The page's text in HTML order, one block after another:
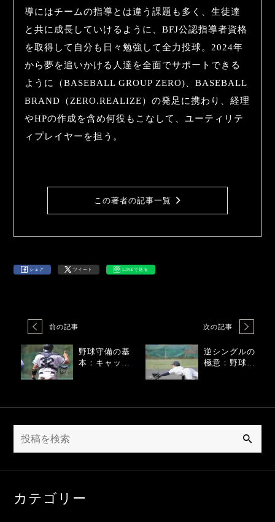
導にはチームの指導とは違う課題も多く、生徒達
と共に成長していけるように、BFJ公認指導者資格
を取得して自分も日々勉強して全力投球。2024年
から夢を追いかける人達を全面でサポートできる
ように（BASEBALL GROUP ZERO)、BASEBALL
BRAND（ZERO.REALIZE）の発足に携わり、経理
やHPの作成を含め何役もこなして、ユーティリテ
ィプレイヤーを担う。
この著者の記事一覧
シェア ツイート LINEで送る
前の記事
野球守備の基
本：キャッチ
次の記事
逆シングルの
極意：野球上
カテゴリー